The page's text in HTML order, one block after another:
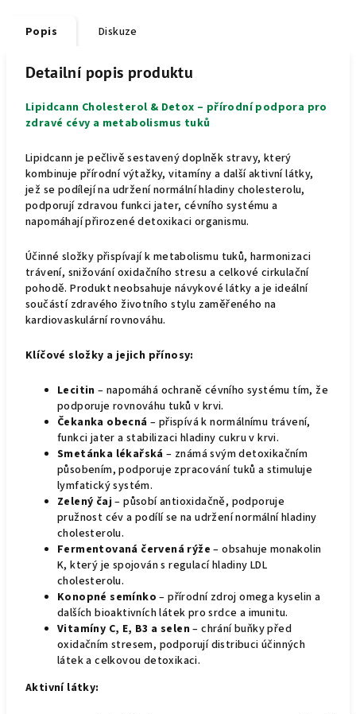
Popis Diskuze
Detailní popis produktu
Lipidcann Cholesterol & Detox – přírodní podpora pro
zdravé cévy a metabolismus tuků
Lipidcann je pečlivě sestavený doplněk stravy, který
kombinuje přírodní výtažky, vitamíny a další aktivní látky,
jež se podílejí na udržení normální hladiny cholesterolu,
podporují zdravou funkci jater, cévního systému a
napomáhají přirozené detoxikaci organismu.
Účinné složky přispívají k metabolismu tuků, harmonizaci
trávení, snižování oxidačního stresu a celkové cirkulační
pohodě. Produkt neobsahuje návykové látky a je ideální
součástí zdravého životního stylu zaměřeného na
kardiovaskulární rovnováhu.
Klíčové složky a jejich přínosy:
Lecitin – napomáhá ochraně cévního systému tím, že
podporuje rovnováhu tuků v krvi.
Čekanka obecná – přispívá k normálnímu trávení,
funkci jater a stabilizaci hladiny cukru v krvi.
Smetánka lékařská – známá svým detoxikačním
působením, podporuje zpracování tuků a stimuluje
lymfatický systém.
Zelený čaj – působí antioxidačně, podporuje
pružnost cév a podílí se na udržení normální hladiny
cholesterolu.
Fermentovaná červená rýže – obsahuje monakolin
K, který je spojován s regulací hladiny LDL
cholesterolu.
Konopné semínko – přírodní zdroj omega kyselin a
dalších bioaktivních látek pro srdce a imunitu.
Vitamíny C, E, B3 a selen – chrání buňky před
oxidačním stresem, podporují distribuci účinných
látek a celkovou detoxikaci.
Aktivní látky: